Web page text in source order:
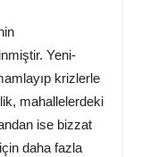
Yeni-
krizlerle
mahallelerdeki
ise bizzat
daha fazla